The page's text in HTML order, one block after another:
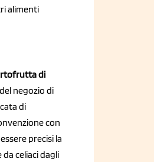
alimenti
di
negozio di
di
con
precisi la
celiaci dagli